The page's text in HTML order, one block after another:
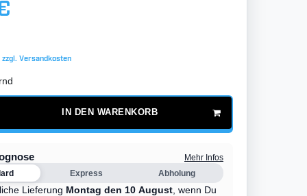
zzgl. Versandkosten
IN DEN WARENKORB
Mehr Infos
Express Abholung
Lieferung Montag den 10 August wenn Du